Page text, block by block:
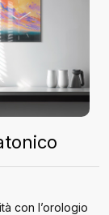
con l’orologio